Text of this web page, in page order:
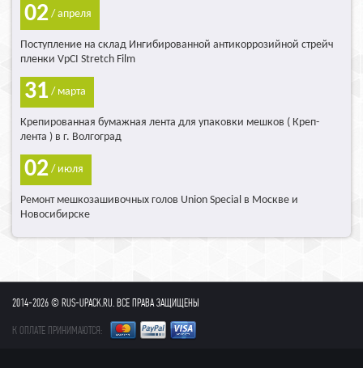
02 / апреля
Поступление на склад Ингибированной антикоррозийной стрейч
пленки VpCI Stretch Film
31 / марта
Крепированная бумажная лента для упаковки мешков ( Креп-
лента ) в г. Волгоград
02 / июля
Ремонт мешкозашивочных голов Union Special в Москве и
Новосибирске
2014-2026 © RUS-UPACK.RU. ВСЕ ПРАВА ЗАЩИЩЕНЫ
К ОПЛАТЕ ПРИНИМАЮТСЯ: